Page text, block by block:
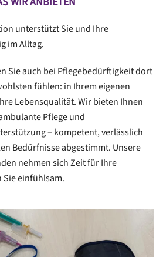
unterstützt Sie und Ihre
im Alltag.
Sie auch bei Pflegebedürftigkeit dort
fühlen: in Ihrem eigenen
Lebensqualität. Wir bieten Ihnen
Pflege und
– kompetent, verlässlich
Bedürfnisse abgestimmt. Unsere
nehmen sich Zeit für Ihre
Sie einfühlsam.